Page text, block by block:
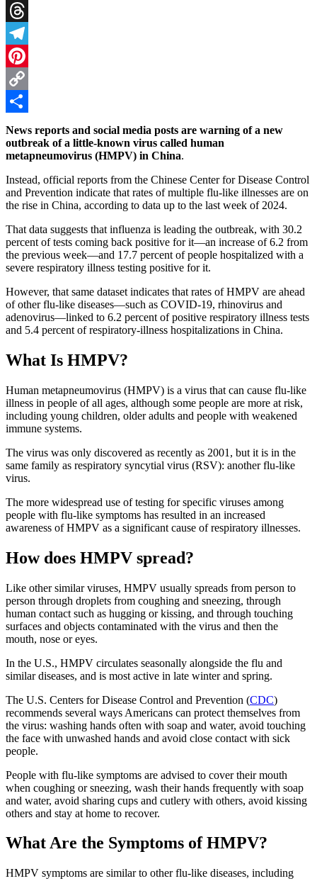
X
Threads
Telegram
Pinterest
Copy
Link
Share
News reports and social media posts are warning of a new
outbreak of a little-known virus called human
metapneumovirus (HMPV) in China.
Instead, official reports from the Chinese Center for Disease Control
and Prevention indicate that rates of multiple flu-like illnesses are on
the rise in China, according to data up to the last week of 2024.
That data suggests that influenza is leading the outbreak, with 30.2
percent of tests coming back positive for it—an increase of 6.2 from
the previous week—and 17.7 percent of people hospitalized with a
severe respiratory illness testing positive for it.
However, that same dataset indicates that rates of HMPV are ahead
of other flu-like diseases—such as COVID-19, rhinovirus and
adenovirus—linked to 6.2 percent of positive respiratory illness tests
and 5.4 percent of respiratory-illness hospitalizations in China.
What Is HMPV?
Human metapneumovirus (HMPV) is a virus that can cause flu-like
illness in people of all ages, although some people are more at risk,
including young children, older adults and people with weakened
immune systems.
The virus was only discovered as recently as 2001, but it is in the
same family as respiratory syncytial virus (RSV): another flu-like
virus.
The more widespread use of testing for specific viruses among
people with flu-like symptoms has resulted in an increased
awareness of HMPV as a significant cause of respiratory illnesses.
How does HMPV spread?
Like other similar viruses, HMPV usually spreads from person to
person through droplets from coughing and sneezing, through
human contact such as hugging or kissing, and through touching
surfaces and objects contaminated with the virus and then the
mouth, nose or eyes.
In the U.S., HMPV circulates seasonally alongside the flu and
similar diseases, and is most active in late winter and spring.
The U.S. Centers for Disease Control and Prevention (CDC)
recommends several ways Americans can protect themselves from
the virus: washing hands often with soap and water, avoid touching
the face with unwashed hands and avoid close contact with sick
people.
People with flu-like symptoms are advised to cover their mouth
when coughing or sneezing, wash their hands frequently with soap
and water, avoid sharing cups and cutlery with others, avoid kissing
others and stay at home to recover.
What Are the Symptoms of HMPV?
HMPV symptoms are similar to other flu-like diseases, including